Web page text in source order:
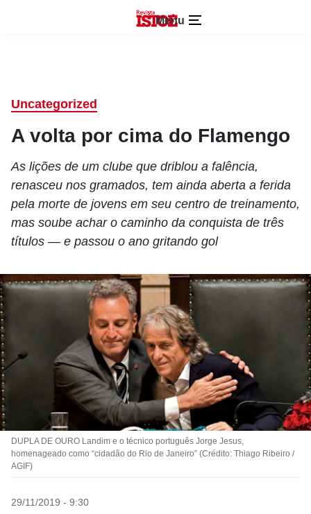
Menu
Uncategorized
A volta por cima do Flamengo
As lições de um clube que driblou a falência,
renasceu nos gramados, tem ainda aberta a ferida
pela morte de jovens em seu centro de treinamento,
mas soube achar o caminho da conquista de três
títulos — e passou o ano gritando gol
DUPLA DE OURO Landim e o técnico português Jorge Jesus,
homenageado como “cidadão do Rio de Janeiro” (Crédito: Thiago Ribeiro /
AGIF)
29/11/2019 - 9:30